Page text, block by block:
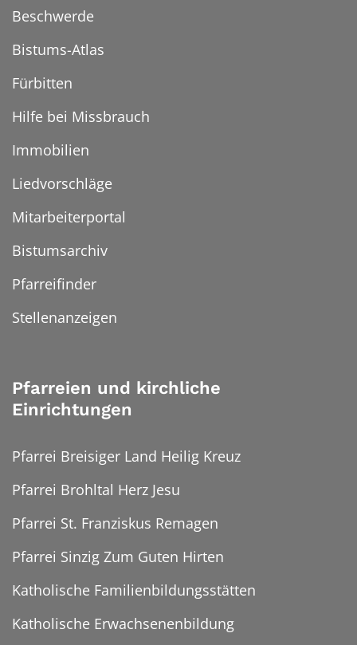
Beschwerde
Bistums-Atlas
Fürbitten
Hilfe bei Missbrauch
Immobilien
Liedvorschläge
Mitarbeiterportal
Bistumsarchiv
Pfarreifinder
Stellenanzeigen
Pfarreien und kirchliche
Einrichtungen
Pfarrei Breisiger Land Heilig Kreuz
Pfarrei Brohltal Herz Jesu
Pfarrei St. Franziskus Remagen
Pfarrei Sinzig Zum Guten Hirten
Katholische Familienbildungsstätten
Katholische Erwachsenenbildung